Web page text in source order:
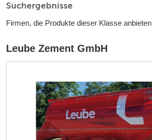
Suchergebnisse
Firmen, die Produkte dieser Klasse anbieten
Leube Zement GmbH